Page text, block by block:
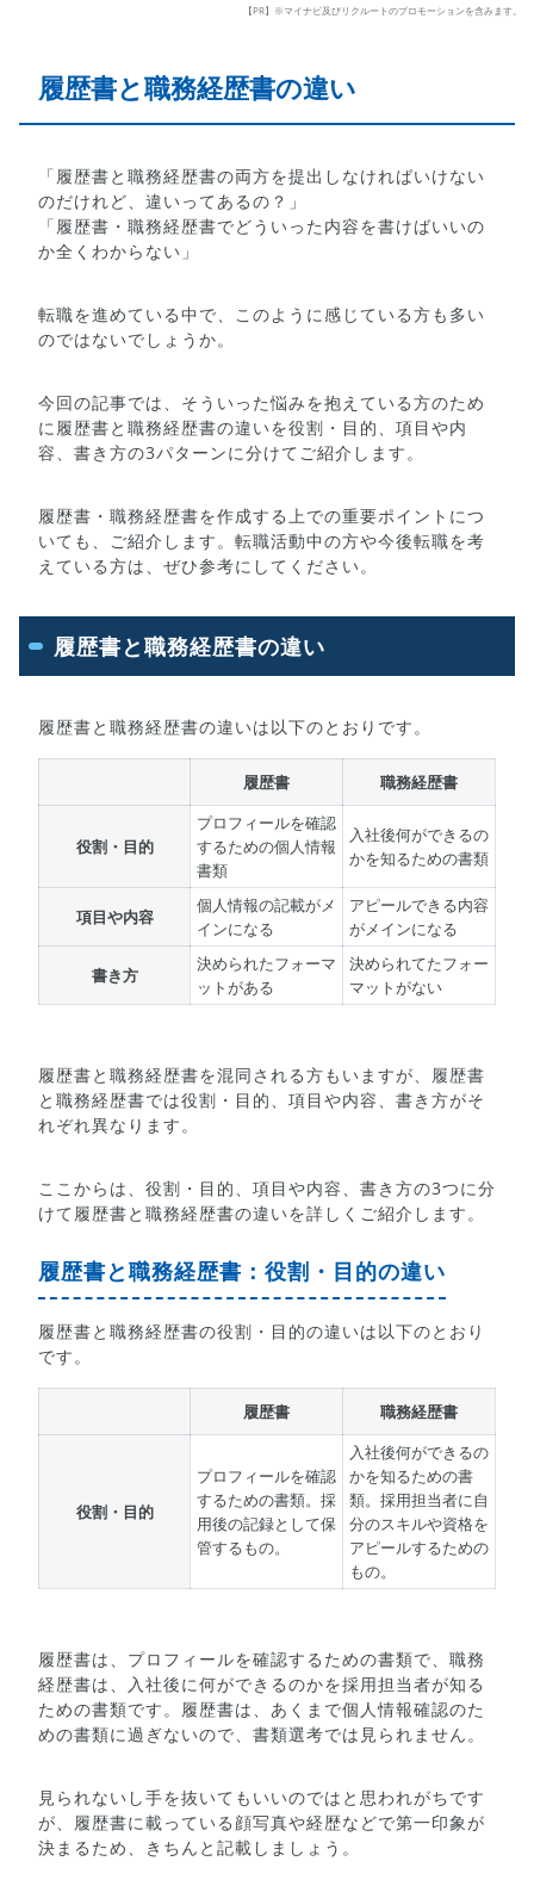
【PR】※マイナビ及びリクルートのプロモーションを含みます。
履歴書と職務経歴書の違い
「履歴書と職務経歴書の両方を提出しなければいけない
のだけれど、違いってあるの？」
「履歴書・職務経歴書でどういった内容を書けばいいの
か全くわからない」
転職を進めている中で、このように感じている方も多い
のではないでしょうか。
今回の記事では、そういった悩みを抱えている方のため
に履歴書と職務経歴書の違いを役割・目的、項目や内
容、書き方の3パターンに分けてご紹介します。
履歴書・職務経歴書を作成する上での重要ポイントにつ
いても、ご紹介します。転職活動中の方や今後転職を考
えている方は、ぜひ参考にしてください。
履歴書と職務経歴書の違い
履歴書と職務経歴書の違いは以下のとおりです。
履歴書 職務経歴書
役割・目的
プロフィールを確認
するための個人情報
書類
入社後何ができるの
かを知るための書類
項目や内容
個人情報の記載がメ
インになる
アピールできる内容
がメインになる
書き方
決められたフォーマ
ットがある
決められてたフォー
マットがない
履歴書と職務経歴書を混同される方もいますが、履歴書
と職務経歴書では役割・目的、項目や内容、書き方がそ
れぞれ異なります。
ここからは、役割・目的、項目や内容、書き方の3つに分
けて履歴書と職務経歴書の違いを詳しくご紹介します。
履歴書と職務経歴書：役割・目的の違い
履歴書と職務経歴書の役割・目的の違いは以下のとおり
です。
履歴書 職務経歴書
役割・目的
プロフィールを確認
するための書類。採
用後の記録として保
管するもの。
入社後何ができるの
かを知るための書
類。採用担当者に自
分のスキルや資格を
アピールするための
もの。
履歴書は、プロフィールを確認するための書類で、職務
経歴書は、入社後に何ができるのかを採用担当者が知る
ための書類です。履歴書は、あくまで個人情報確認のた
めの書類に過ぎないので、書類選考では見られません。
見られないし手を抜いてもいいのではと思われがちです
が、履歴書に載っている顔写真や経歴などで第一印象が
決まるため、きちんと記載しましょう。